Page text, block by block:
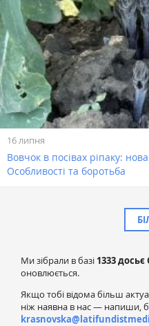
16 липня
Вовчок в посівах ріпаку:
Особливості та боротьба
Ми зібрали в базі 1333
оновлюється.
Якщо тобі відома більш
ніж наявна в нас — напиши,